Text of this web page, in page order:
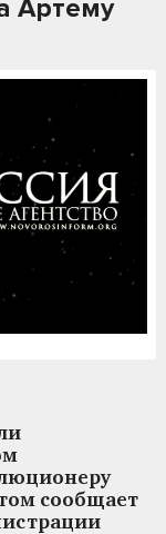
Артему
сообщает